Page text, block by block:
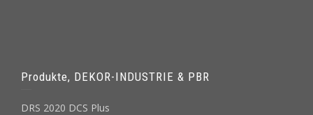
Produkte, DEKOR-INDUSTRIE & PBR
DRS 2020 DCS Plus